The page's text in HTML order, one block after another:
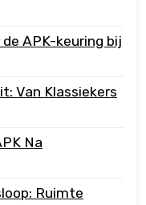
APK-keuring bij
Van Klassiekers
Na
Ruimte